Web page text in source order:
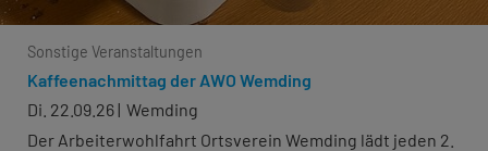
Sonstige Veranstaltungen
Kaffeenachmittag der AWO Wemding
Di. 22.09.26 Wemding
Der Arbeiterwohlfahrt Ortsverein Wemding lädt jeden 2.